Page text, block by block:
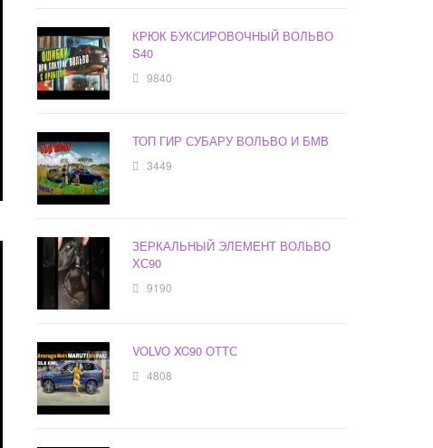
КРЮК БУКСИРОВОЧНЫЙ ВОЛЬВО
S40
9840
ТОП ГИР СУБАРУ ВОЛЬВО И БМВ
3449
ЗЕРКАЛЬНЫЙ ЭЛЕМЕНТ ВОЛЬВО
ХС90
9190
VOLVO XC90 ОТТС
4808